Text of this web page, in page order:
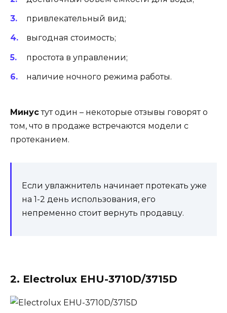
привлекательный вид;
выгодная стоимость;
простота в управлении;
наличие ночного режима работы.
Минустут один – некоторые отзывы говорят о
том, что в продаже встречаются модели с
протеканием.
Если увлажнитель начинает протекать уже
на 1-2 день использования, его
непременно стоит вернуть продавцу.
2. Electrolux EHU-3710D/3715D